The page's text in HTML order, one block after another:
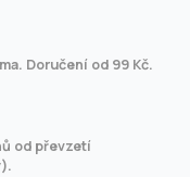
Doručení od 99 Kč.
od převzetí